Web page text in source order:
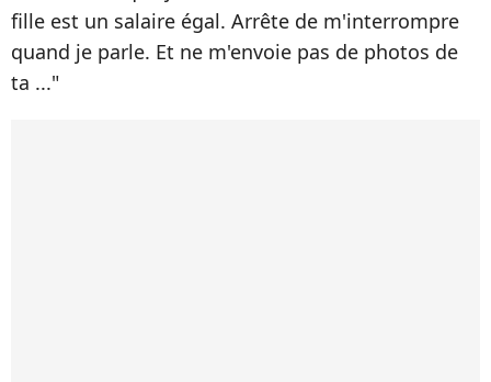
fille est un salaire égal. Arrête de m'interrompre
quand je parle. Et ne m'envoie pas de photos de
ta ..."